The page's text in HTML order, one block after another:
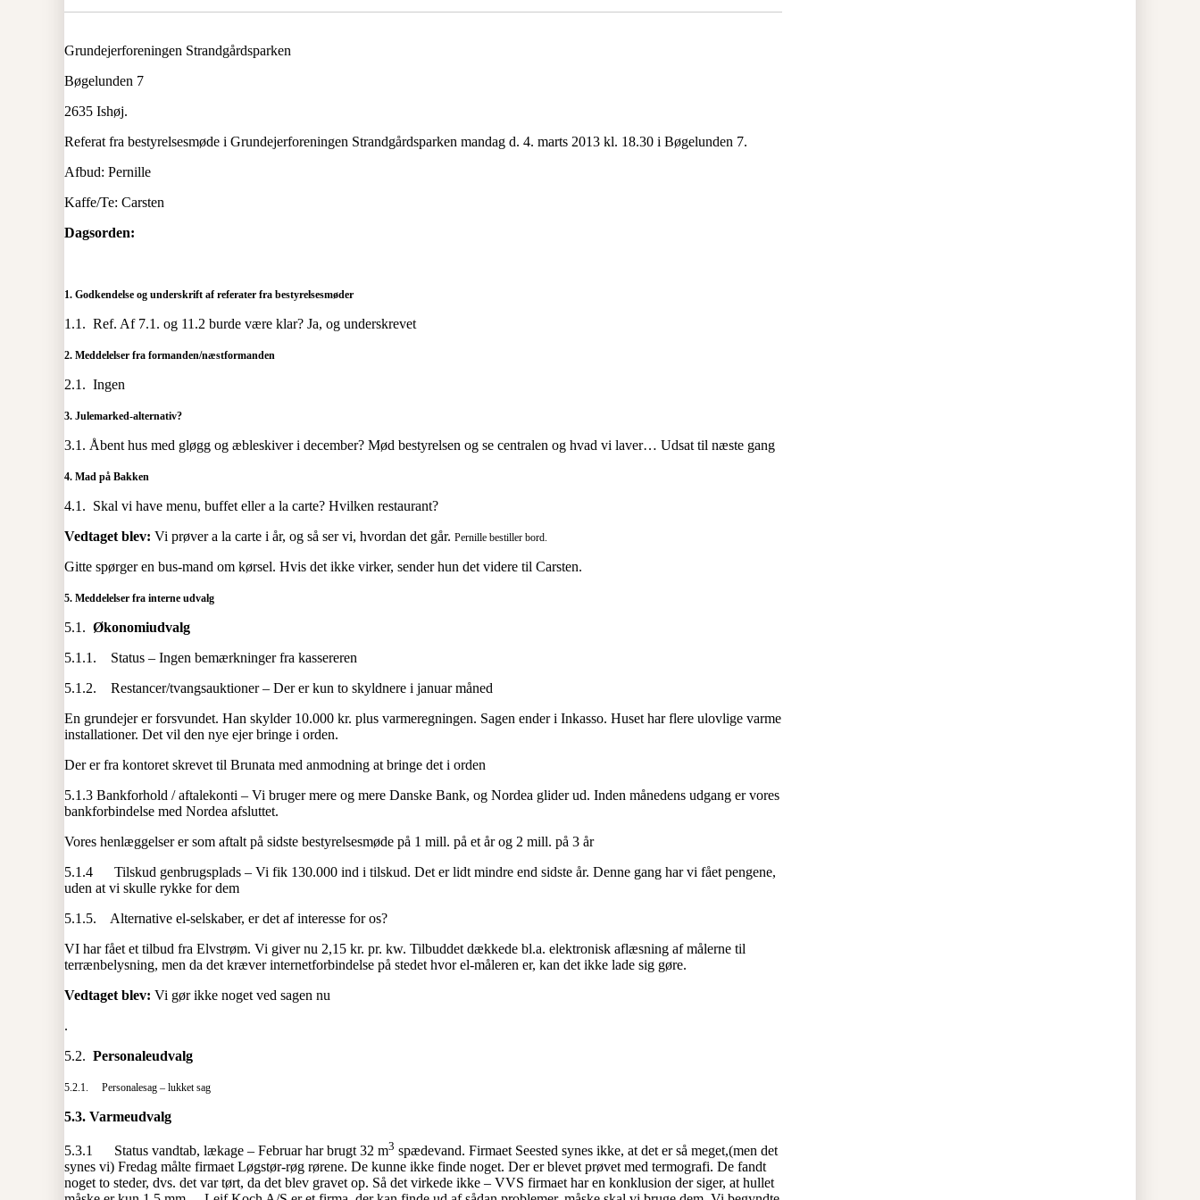
Grundejerforeningen Strandgårdsparken
Bøgelunden 7
2635 Ishøj.
Referat fra bestyrelsesmøde i Grundejerforeningen Strandgårdsparken mandag d. 4. marts 2013 kl. 18.30 i Bøgelunden 7.
Afbud: Pernille
Kaffe/Te: Carsten
Dagsorden:
1. Godkendelse og underskrift af referater fra bestyrelsesmøder
1.1. Ref. Af 7.1. og 11.2 burde være klar? Ja, og underskrevet
2. Meddelelser fra formanden/næstformanden
2.1. Ingen
3. Julemarked-alternativ?
3.1. Åbent hus med gløgg og æbleskiver i december? Mød bestyrelsen og se centralen og hvad vi laver… Udsat til næste gang
4. Mad på Bakken
4.1. Skal vi have menu, buffet eller a la carte? Hvilken restaurant?
Vedtaget blev: Vi prøver a la carte i år, og så ser vi, hvordan det går. Pernille bestiller bord.
Gitte spørger en bus-mand om kørsel. Hvis det ikke virker, sender hun det videre til Carsten.
5. Meddelelser fra interne udvalg
5.1. Økonomiudvalg
5.1.1. Status – Ingen bemærkninger fra kassereren
5.1.2. Restancer/tvangsauktioner – Der er kun to skyldnere i januar måned
En grundejer er forsvundet. Han skylder 10.000 kr. plus varmeregningen. Sagen ender i Inkasso. Huset har flere ulovlige varme
installationer. Det vil den nye ejer bringe i orden.
Der er fra kontoret skrevet til Brunata med anmodning at bringe det i orden
5.1.3 Bankforhold / aftalekonti – Vi bruger mere og mere Danske Bank, og Nordea glider ud. Inden månedens udgang er vores
bankforbindelse med Nordea afsluttet.
Vores henlæggelser er som aftalt på sidste bestyrelsesmøde på 1 mill. på et år og 2 mill. på 3 år
5.1.4 Tilskud genbrugsplads – Vi fik 130.000 ind i tilskud. Det er lidt mindre end sidste år. Denne gang har vi fået pengene,
uden at vi skulle rykke for dem
5.1.5. Alternative el-selskaber, er det af interesse for os?
VI har fået et tilbud fra Elvstrøm. Vi giver nu 2,15 kr. pr. kw. Tilbuddet dækkede bl.a. elektronisk aflæsning af målerne til
terrænbelysning, men da det kræver internetforbindelse på stedet hvor el-måleren er, kan det ikke lade sig gøre.
Vedtaget blev: Vi gør ikke noget ved sagen nu
.
5.2. Personaleudvalg
5.2.1. Personalesag – lukket sag
5.3. Varmeudvalg
5.3.1 Status vandtab, lækage – Februar har brugt 32 m3 spædevand. Firmaet Seested synes ikke, at det er så meget,(men det
synes vi) Fredag målte firmaet Løgstør-røg rørene. De kunne ikke finde noget. Der er blevet prøvet med termografi. De fandt
noget to steder, dvs. det var tørt, da det blev gravet op. Så det virkede ikke – VVS firmaet har en konklusion der siger, at hullet